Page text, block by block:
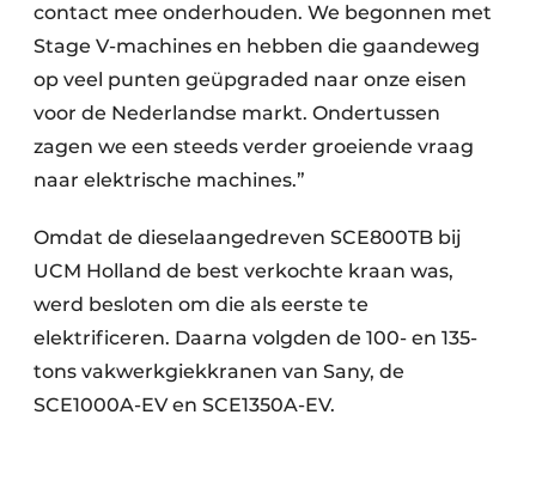
contact mee onderhouden. We begonnen met
Stage V-machines en hebben die gaandeweg
op veel punten geüpgraded naar onze eisen
voor de Nederlandse markt. Ondertussen
zagen we een steeds verder groeiende vraag
naar elektrische machines.”
Omdat de dieselaangedreven SCE800TB bij
UCM Holland de best verkochte kraan was,
werd besloten om die als eerste te
elektrificeren. Daarna volgden de 100- en 135-
tons vakwerkgiekkranen van Sany, de
SCE1000A-EV en SCE1350A-EV.